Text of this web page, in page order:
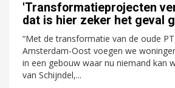
'Transformatieprojecten
dat is hier zeker het geval
“Met de transformatie van de oude
Amsterdam-Oost voegen we
in een gebouw waar nu niemand kan
van Schijndel,...